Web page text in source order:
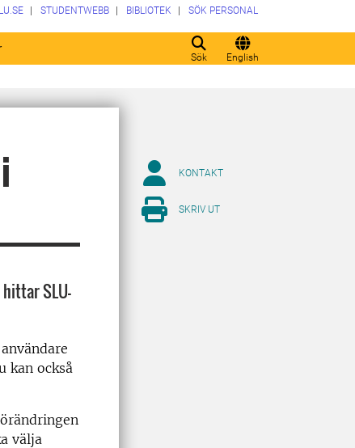
Sök English
STUDENTWEBB BIBLIOTEK SÖK PERSONAL
SLU-
kan också
välja
KONTAKT
SKRIV UT